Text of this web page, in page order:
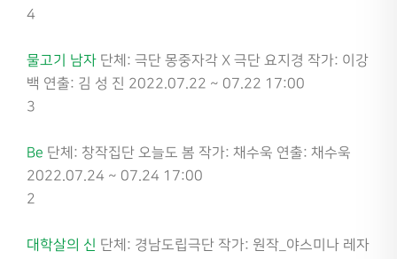
4
물고기 남자 단체: 극단 몽중자각 X 극단 요지경 작가: 이강
백 연출: 김 성 진 2022.07.22 ~ 07.22 17:00
3
Be 단체: 창작집단 오늘도 봄 작가: 채수욱 연출: 채수욱
2022.07.24 ~ 07.24 17:00
2
대학살의 신 단체: 경남도립극단 작가: 원작_야스미나 레자